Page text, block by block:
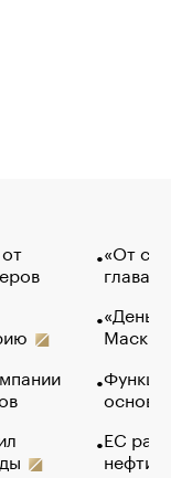
«От
глава
Маск в
основ
ЕС
нефти